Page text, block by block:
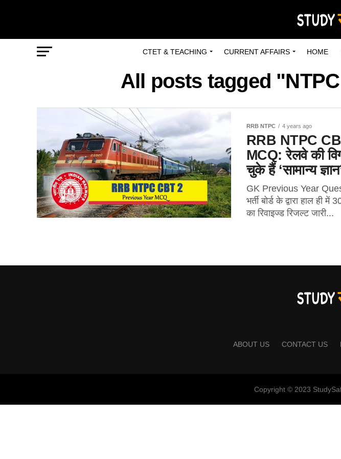
CTET & TEACHING CURRENT AFFAIRS HOME
All posts tagged
RRB NTPC 4 years ago
RRB NTPC
MCQ: रेलवे की
चुके हैं ‘सामान्य
GK Previous Year
भर्ती बोर्ड के द्वारा हाल ही में
का रिवाइज्ड रिजल्ट जारी...
ABOUT US CONTACT US
Copyright © 2023